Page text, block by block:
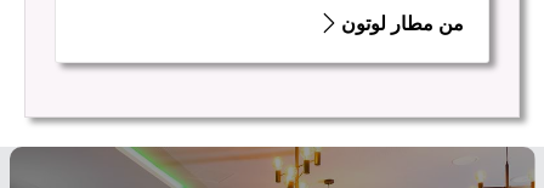
من مطار لوتون